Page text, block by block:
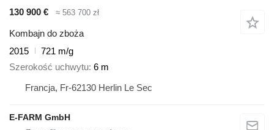
130 900 €
≈ 563 700 zł
Kombajn do zboża
2015
721 m/g
Szerokość uchwytu 6 m
Francja, Fr-62130 Herlin Le Sec
E-FARM GmbH